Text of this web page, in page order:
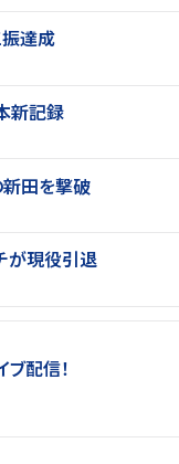
振達成
新記録
田を撃破
が現役引退
配信！